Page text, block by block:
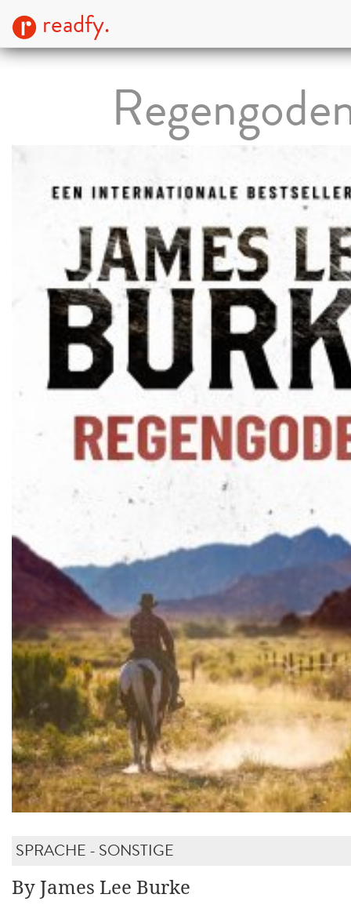
readfy.
SPRACHE - SONSTIGE
By James Lee Burke